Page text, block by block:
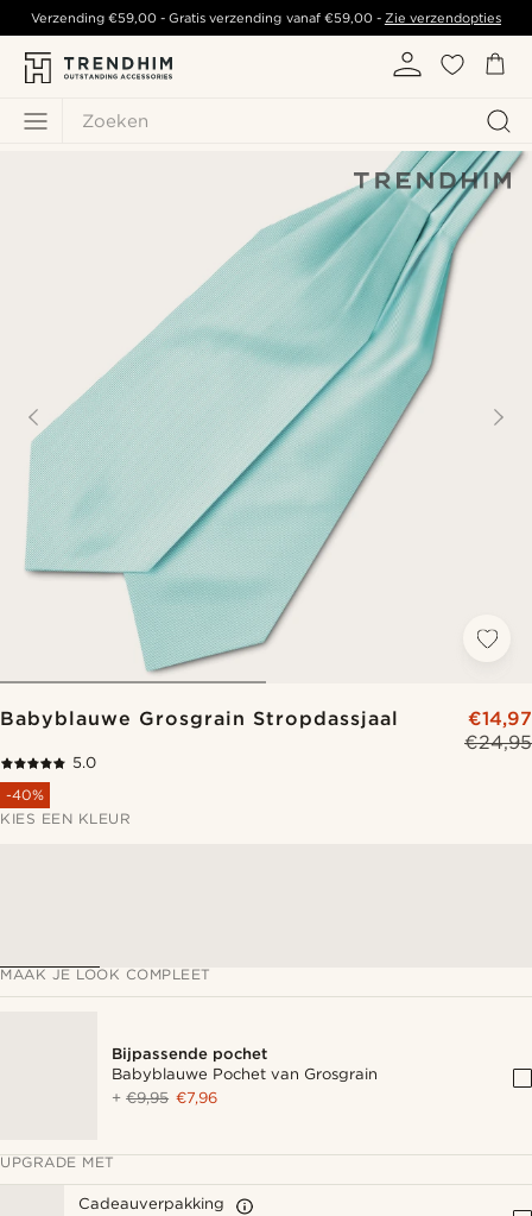
Zoeken
Verzending€59,00 - Gratis verzending vanaf €59,00- Zie verzendopties
Babyblauwe Grosgrain Stropdassjaal
€24,95
€14,97
5.0
-40%
KIES EEN KLEUR
MAAK JE LOOK COMPLEET
Bijpassende pochet
Babyblauwe Pochet van Grosgrain
+€9,95 €7,96
UPGRADE MET
Cadeauverpakking